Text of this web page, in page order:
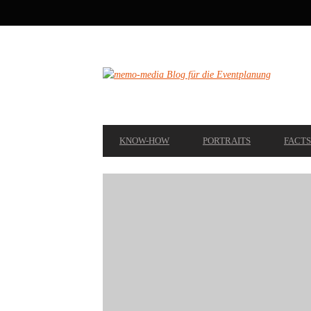
NAVIGATION
NAVIGATION
KNOW-HOW PORTRAITS FACTS